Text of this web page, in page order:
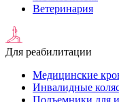
Ветеринария
Для реабилитации
Медицинские
Инвалидные
Подъемники для